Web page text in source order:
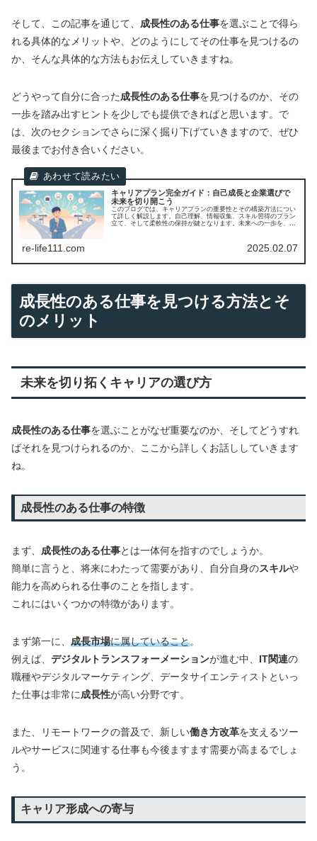
そして、この記事を通じて、 成長性のある仕事を選ぶことで得ら
れる具体的なメリットや、どのようにしてその仕事を見つけるの
か、そんな具体的な方法もお伝えしていきますね。
どうやって自分に合った成長性のある仕事を見つけるのか、その
一歩を踏み出すヒントを少しでも提供できればと思います。で
は、次のセクションでさらに深く掘り下げていきますので、ぜひ
最後までお付き合いください。
キャリアプラン完全ガイド：自己成長と企業選びで
未来を切り開こう
このブログでは、キャリアプランの重要性とその構築方法につい
て詳しく解説します。自己理解、情報収集、スキル習得のプラン
立て、そして柔軟性の保持が鍵となります。未来への一歩を、一
re-life111.com 2025.02.07
成長性のある仕事を見つける方法とそ
のメリット
未来を切り拓くキャリアの選び方
成長性のある仕事を選ぶことがなぜ重要なのか、そしてどうすれ
ばそれを見つけられるのか、ここから詳しくお話ししていきます
ね。
成長性のある仕事の特徴
まず、 成長性のある仕事とは一体何を指すのでしょうか。
簡単に言うと、将来にわたって需要があり、自分自身のスキルや
能力を高められる仕事のことを指します。
これにはいくつかの特徴があります。
まず第一に、 成長市場に属していること。
例えば、 デジタルトランスフォーメーションが進む中、 IT関連の
職種やデジタルマーケティング、データサイエンティストといっ
た仕事は非常に成長性が高い分野です。
また、リモートワークの普及で、新しい働き方改革を支えるツー
ルやサービスに関連する仕事も今後ますます需要が高まるでしょ
う。
キャリア形成への寄与